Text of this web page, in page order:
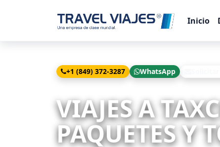
Inicio
+1 (849) 372-3287 WhatsApp
VIAJES A
PAQUETES Y